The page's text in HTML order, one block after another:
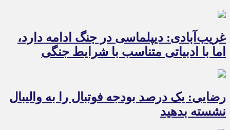
غریب‌آبادی: دیپلماسی در جنگ ادامه دارد،
اما با ادبیاتی متناسب با شرایط جنگی
رضایی: یک درصد بودجه فوتبال را به والیبال
نشسته بدهید